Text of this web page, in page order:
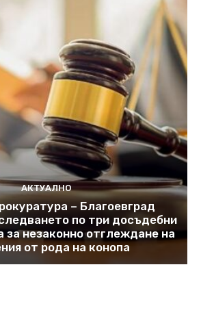
АКТУАЛНО
– Благоевград
по три досъдебни
за незаконно отглеждане на
от рода на конопа